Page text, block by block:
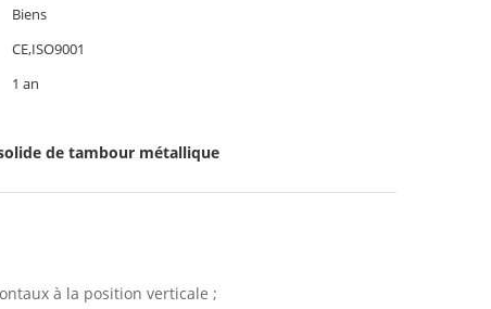
Biens
CE,ISO9001
1 an
de tambour métallique
à la position verticale ;